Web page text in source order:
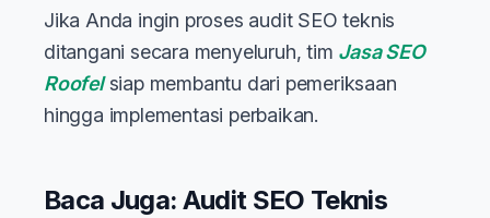
Jika Anda ingin proses audit SEO teknis
ditangani secara menyeluruh, tim Jasa SEO
Roofelsiap membantu dari pemeriksaan
hingga implementasi perbaikan.
Baca Juga: Audit SEO Teknis